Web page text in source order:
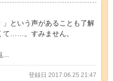
」という声があることも了解
て……。すみません。
...
登録日 2017.06.25 21:47